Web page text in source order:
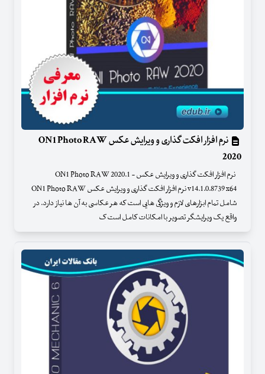
نرم افزار افکت گذاری و ویرایش عکس ON1 Photo RAW
2020
نرم افزار افکت گذاری و ویرایش عکس - ON1 Photo RAW 2020.1
v14.1.0.8739 x64 نرم افزار افکت گذاری و ویرایش عکس ON1 Photo RAW
شامل تمام ابزارهای لازم و ویژگی هایی است که هر عکاسی به آن ها نیاز دارد. در
واقع یک ویرایشگر تصویر با امکانات کامل است ک